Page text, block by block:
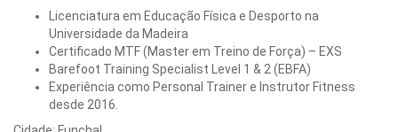
Licenciatura em Educação Física e Desporto na
Universidade da Madeira
Certificado MTF (Master em Treino de Força) – EXS
Barefoot Training Specialist Level 1 & 2 (EBFA)
Experiência como Personal Trainer e Instrutor Fitness
desde 2016.